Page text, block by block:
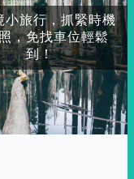
小旅行，抓緊時機
，免找車位輕鬆
到！